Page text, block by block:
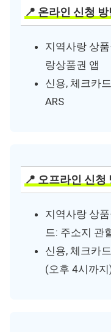
📍 온라인 신청 방
지역사랑 상
랑상품권 앱
신용, 체크카
ARS
📍 오프라인 신청
지역사랑 상
드: 주소지 관
신용, 체크카
(오후 4시까지